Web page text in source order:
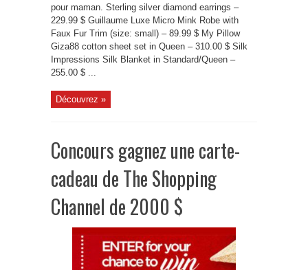
pour maman. Sterling silver diamond earrings –
229.99 $ Guillaume Luxe Micro Mink Robe with
Faux Fur Trim (size: small) – 89.99 $ My Pillow
Giza88 cotton sheet set in Queen – 310.00 $ Silk
Impressions Silk Blanket in Standard/Queen –
255.00 $ ...
Découvrez »
Concours gagnez une carte-
cadeau de The Shopping
Channel de 2000 $